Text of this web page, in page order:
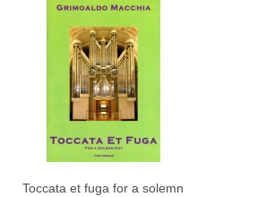
Toccata et fuga for a solemn